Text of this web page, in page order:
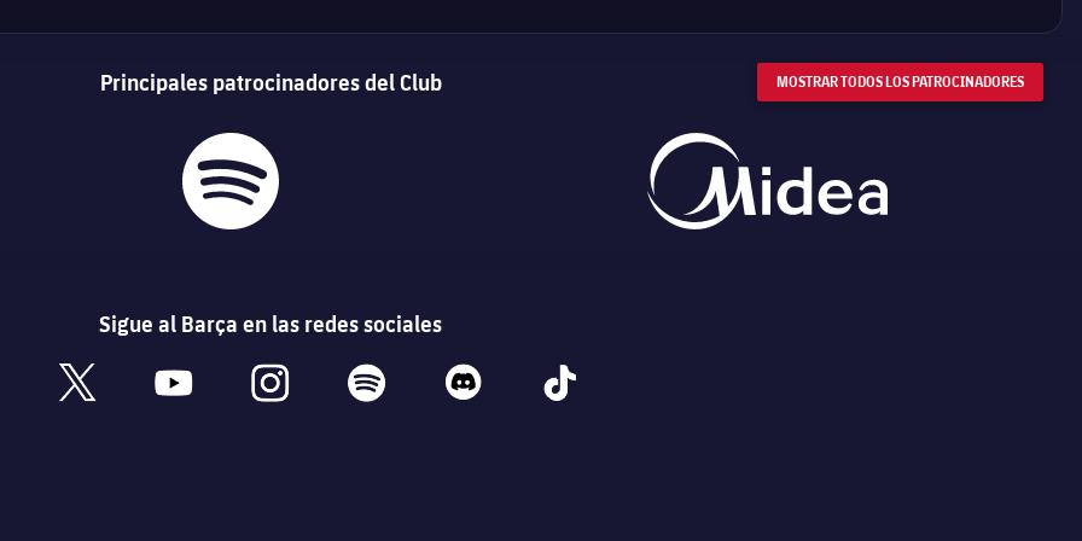
Principales patrocinadores del Club MOSTRAR TODOS LOS PATROCINADORES
Sigue al Barça en las redes sociales
x youtube instagram spotify discord tiktok